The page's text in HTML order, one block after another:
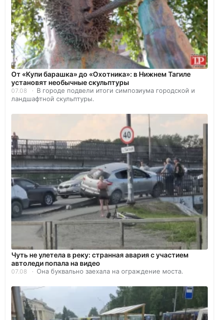
От «Купи барашка» до «Охотника»: в Нижнем Тагиле
установят необычные скульптуры
07.08
В городе подвели итоги симпозиума городской и
ландшафтной скульптуры.
Чуть не улетела в реку: странная авария с участием
автоледи попала на видео
07.08 Она буквально заехала на ограждение моста.